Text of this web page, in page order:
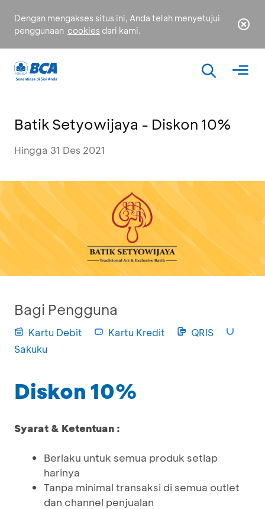
Dengan mengakses situs ini, Anda telah menyetujui
penggunaan cookies dari kami.
Batik Setyowijaya - Diskon 10%
Hingga 31 Des 2021
Bagi Pengguna
Kartu Debit Kartu Kredit
QRIS
Sakuku
Diskon 10%
Syarat & Ketentuan :
Berlaku untuk semua produk setiap
harinya
Tanpa minimal transaksi di semua outlet
dan channel penjualan